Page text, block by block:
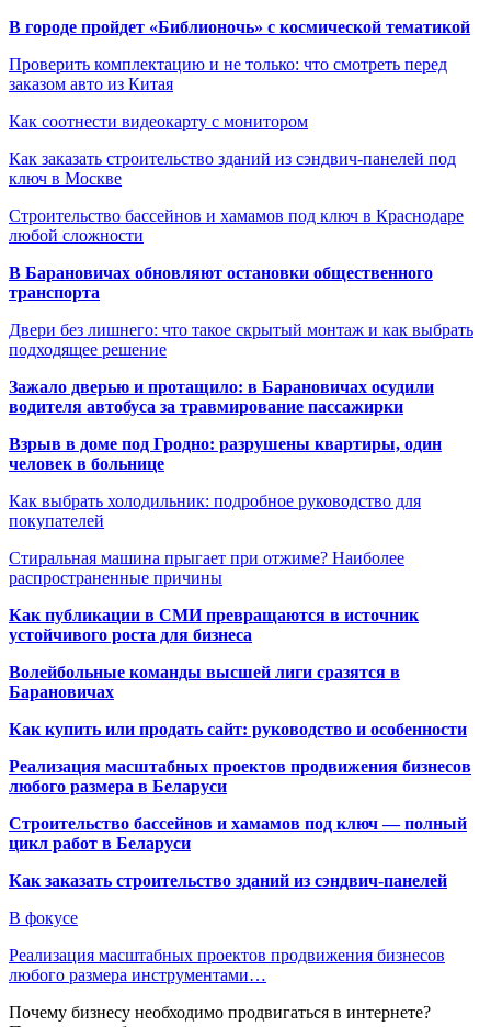
В городе пройдет «Библионочь» с космической тематикой
Проверить комплектацию и не только: что смотреть перед
заказом авто из Китая
Как соотнести видеокарту с монитором
Как заказать строительство зданий из сэндвич-панелей под
ключ в Москве
Строительство бассейнов и хамамов под ключ в Краснодаре
любой сложности
В Барановичах обновляют остановки общественного
транспорта
Двери без лишнего: что такое скрытый монтаж и как выбрать
подходящее решение
Зажало дверью и протащило: в Барановичах осудили
водителя автобуса за травмирование пассажирки
Взрыв в доме под Гродно: разрушены квартиры, один
человек в больнице
Как выбрать холодильник: подробное руководство для
покупателей
Стиральная машина прыгает при отжиме? Наиболее
распространенные причины
Как публикации в СМИ превращаются в источник
устойчивого роста для бизнеса
Волейбольные команды высшей лиги сразятся в
Барановичах
Как купить или продать сайт: руководство и особенности
Реализация масштабных проектов продвижения бизнесов
любого размера в Беларуси
Строительство бассейнов и хамамов под ключ — полный
цикл работ в Беларуси
Как заказать строительство зданий из сэндвич-панелей
В фокусе
Реализация масштабных проектов продвижения бизнесов
любого размера инструментами…
Почему бизнесу необходимо продвигаться в интернете?